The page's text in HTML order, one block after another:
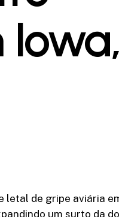
letal de gripe aviária
um surto da